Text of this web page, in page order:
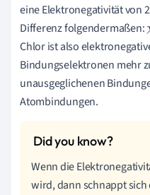
eine Elektronegativität von
Differenz folgendermaßen:
Chlor ist also
Bindungselektronen mehr
unausgeglichenen
Atombindungen.
Wenn die
wird, dann schnappt